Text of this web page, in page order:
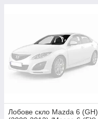
Лобове скло Mazda 6 (GH)